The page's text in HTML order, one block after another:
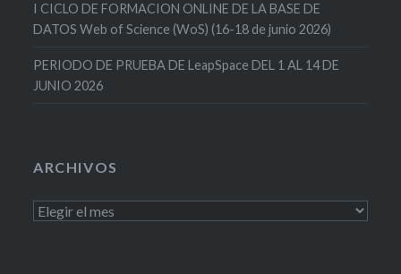
I CICLO DE FORMACION ONLINE DE LA BASE DE
DATOS Web of Science (WoS) (16-18 de junio 2026)
PERIODO DE PRUEBA DE LeapSpace DEL 1 AL 14 DE
JUNIO 2026
ARCHIVOS
Archivos